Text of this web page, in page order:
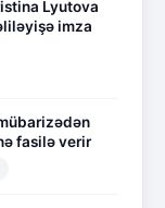
Lyutova
imza
fasilə verir